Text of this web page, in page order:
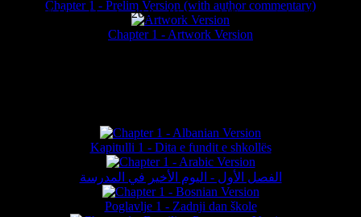
Chapter 1 - Prelim Version (with author commentary)
Chapter 1 - Artwork Version
Kapitulli 1 - Dita e fundit e shkollës
الفصل الأول - اليوم الأخير في المدرسة
Poglavlje 1 - Zadnji dan škole
website © Daniel Lieske 2026 - Wormworld® is a registered